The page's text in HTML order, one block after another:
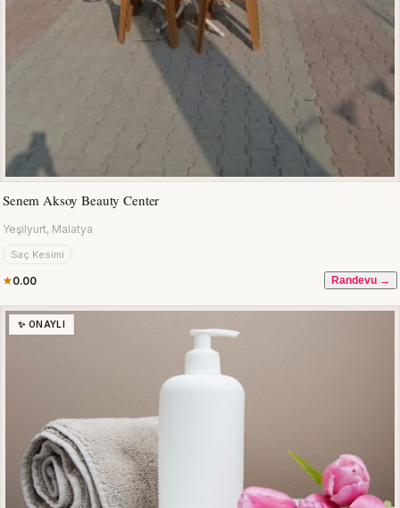
Senem Aksoy Beauty Center
Yeşilyurt, Malatya
Saç Kesimi
0.00 Randevu →
✨ ONAYLI